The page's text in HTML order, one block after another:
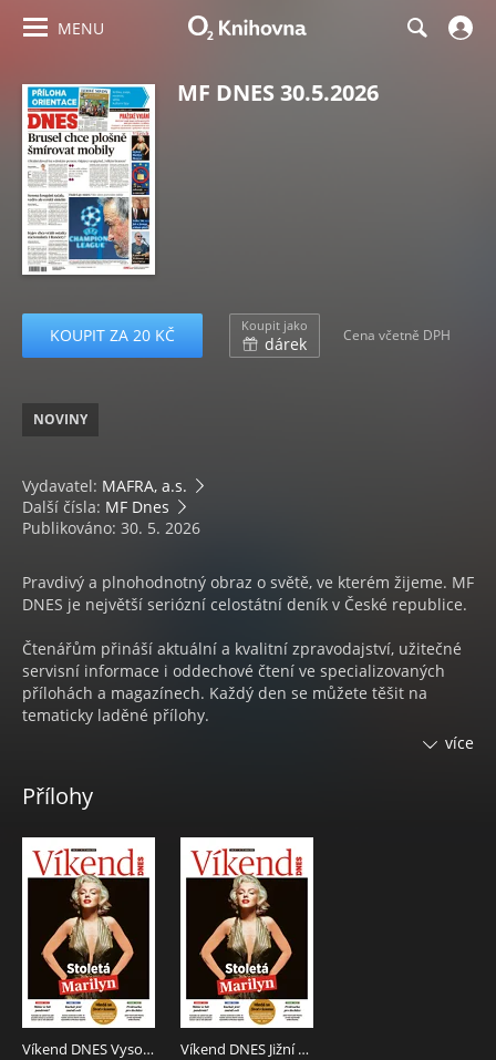
MENU
MF DNES 30.5.2026
KOUPIT ZA 20 KČ Koupit jako
dárek Cena včetně DPH
NOVINY
Vydavatel: MAFRA, a.s.
Další čísla: MF Dnes
Publikováno: 30. 5. 2026
Pravdivý a plnohodnotný obraz o světě, ve kterém žijeme. MF
DNES je největší seriózní celostátní deník v České republice.
Čtenářům přináší aktuální a kvalitní zpravodajství, užitečné
servisní informace i oddechové čtení ve specializovaných
přílohách a magazínech. Každý den se můžete těšit na
tematicky laděné přílohy.
• Pondělí s nejčtenějším ženským časopisem
spotřebitelskými
TESTY KVALITY
• Středa s inspirací pro váš domov a zahradu v
• Čtvrtek s televizním programemMagazín DNES+TV
• Pátek se mohou čtenáři těšit na časopis
• Sobota se spoustou zajímavého čtení na volné dny ve
Víkend DNES a v Orientaci Lidových novin.
V RÁMCI NÁKUPU MÁTE K DISPOZICI 2 LIBOVOLNÁ
REGIONÁLNÍ VYDÁNÍ TOHOTO TITULU.
více
Přílohy
Víkend DNES Vysočina - 30.5.2026 Víkend DNES Jižní Čechy - 30.5.2026